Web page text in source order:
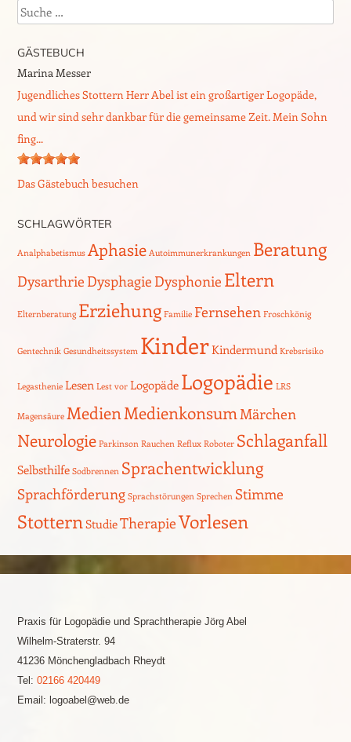
Suche
GÄSTEBUCH
Marina Messer
Jugendliches Stottern Herr Abel ist ein großartiger Logopäde,
und wir sind sehr dankbar für die gemeinsame Zeit. Mein Sohn
fing...
Das Gästebuch besuchen
SCHLAGWÖRTER
Analphabetismus Aphasie Autoimmunerkrankungen Beratung
Dysarthrie Dysphagie Dysphonie Eltern
Elternberatung Erziehung Familie Fernsehen Froschkönig
Gentechnik Gesundheitssystem KinderKindermund Krebsrisiko
Legasthenie Lesen Lest vor Logopäde Logopädie LRS
Magensäure MedienMedienkonsumMärchen
Neurologie Parkinson Rauchen Reflux Roboter Schlaganfall
Selbsthilfe Sodbrennen Sprachentwicklung
Sprachförderung Sprachstörungen Sprechen Stimme
StotternStudieTherapieVorlesen
Praxis für Logopädie und Sprachtherapie Jörg Abel
Wilhelm-Straterstr. 94
41236 Mönchengladbach Rheydt
Tel: 02166 420449
Email: logoabel@web.de